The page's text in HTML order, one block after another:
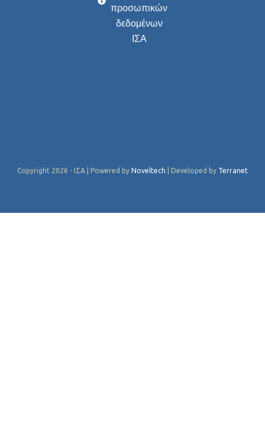
προσωπικών
δεδομένων
ΙΣΑ
Copyright 2026 - ΙΣΑ | Powered by Noveltech | Developed by Terranet